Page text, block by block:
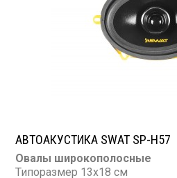
АВТОАКУСТИКА SWAT SP-H57
Овалы широкополосные
Типоразмер 13х18 см